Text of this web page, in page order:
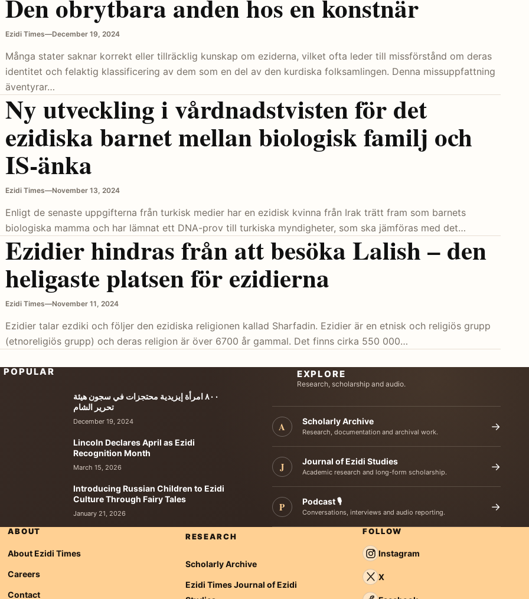
Den obrytbara anden hos en konstnär
Ezidi Times—December 19, 2024
Många stater saknar korrekt eller tillräcklig kunskap om eziderna, vilket ofta leder till missförstånd om deras
identitet och felaktig klassificering av dem som en del av den kurdiska folksamlingen. Denna missuppfattning
äventyrar…
Ny utveckling i vårdnadstvisten för det
ezidiska barnet mellan biologisk familj och
IS-änka
Ezidi Times—November 13, 2024
Enligt de senaste uppgifterna från turkisk medier har en ezidisk kvinna från Irak trätt fram som barnets
biologiska mamma och har lämnat ett DNA-prov till turkiska myndigheter, som ska jämföras med det…
Ezidier hindras från att besöka Lalish – den
heligaste platsen för ezidierna
Ezidi Times—November 11, 2024
Ezidier talar ezdiki och följer den ezidiska religionen kallad Sharfadin. Ezidier är en etnisk och religiös grupp
(etnoreligiös grupp) och deras religion är över 6700 år gammal. Det finns cirka 550 000…
POPULAR
٨٠٠ امرأة إيزيدية محتجزات في سجون هيئة
تحرير الشام
December 19, 2024
Lincoln Declares April as Ezidi
Recognition Month
March 15, 2026
Introducing Russian Children to Ezidi
Culture Through Fairy Tales
January 21, 2026
EXPLORE
Research, scholarship and audio.
A Scholarly Archive
Research, documentation and archival work. →
J Journal of Ezidi Studies
Academic research and long-form scholarship. →
P Podcast 🎙️
Conversations, interviews and audio reporting. →
ABOUT
About Ezidi Times
Careers
Contact
RESEARCH
Scholarly Archive
Ezidi Times Journal of Ezidi
FOLLOW
Instagram
X